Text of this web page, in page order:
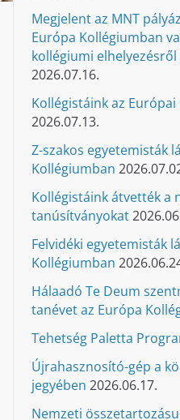
Megjelent az MNT
Európa Kollégiumban
kollégiumi elhelyezésről
2026.07.16.
Kollégistáink az
2026.07.13.
Z-szakos egyetemisták
Kollégiumban
Kollégistáink átvették a
tanúsítványokat
Felvidéki egyetemisták
Kollégiumban
Hálaadó Te Deum
tanévet az Európa
Tehetség Paletta
Újrahasznosító-gép a
jegyében 2026.06.17.
Nemzeti